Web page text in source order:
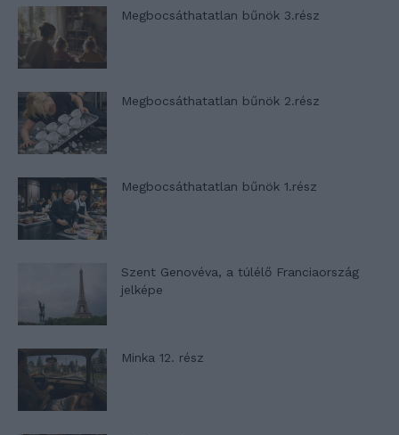
Megbocsáthatatlan bűnök 3.rész
Megbocsáthatatlan bűnök 2.rész
Megbocsáthatatlan bűnök 1.rész
Szent Genovéva, a túlélő Franciaország
jelképe
Minka 12. rész